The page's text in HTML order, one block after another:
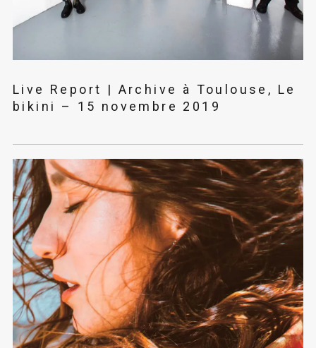
Live Report | Archive à Toulouse, Le
bikini – 15 novembre 2019